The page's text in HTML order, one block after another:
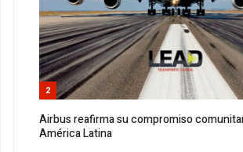
2
Airbus reafirma su compromiso
América Latina